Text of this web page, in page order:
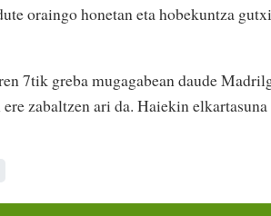
oraingo honetan eta hobekuntza
7tik greba mugagabean daude
zabaltzen ari da. Haiekin